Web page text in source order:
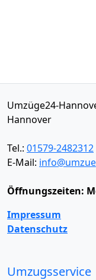
Umzüge24-
Hannover
Tel.: 01579-2482312
E-Mail:
Öffnungszeiten:
Impressum
Datenschutz
Umzugsservice